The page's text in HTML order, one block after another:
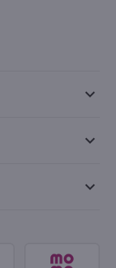
keyboard_arrow_down
keyboard_arrow_down
keyboard_arrow_down